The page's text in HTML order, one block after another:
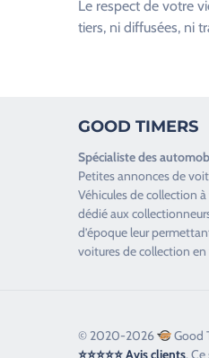
l
l
s
s
e
r
h
Le respect de votre
tiers, ni diffusées, ni
GOOD TIMERS
Spécialiste des
Petites annonces de
Véhicules de collection
dédié aux
d’époque leur
voitures de collection
© 2020-2026 Good
⭐⭐⭐⭐⭐ Avis clients.